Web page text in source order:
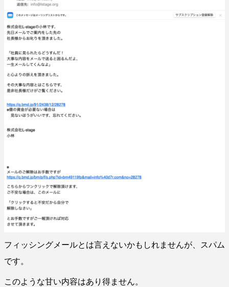
フィッシングメールとは言えないかもしれませんが、スパム
です。
このような甘い内容はあり得ません。